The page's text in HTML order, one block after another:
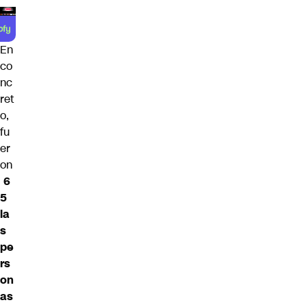
En
co
nc
ret
o,
fu
er
on
6
5
la
s
pe
rs
on
as